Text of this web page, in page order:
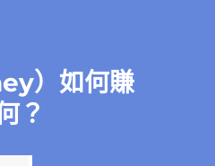
）如何賺
？